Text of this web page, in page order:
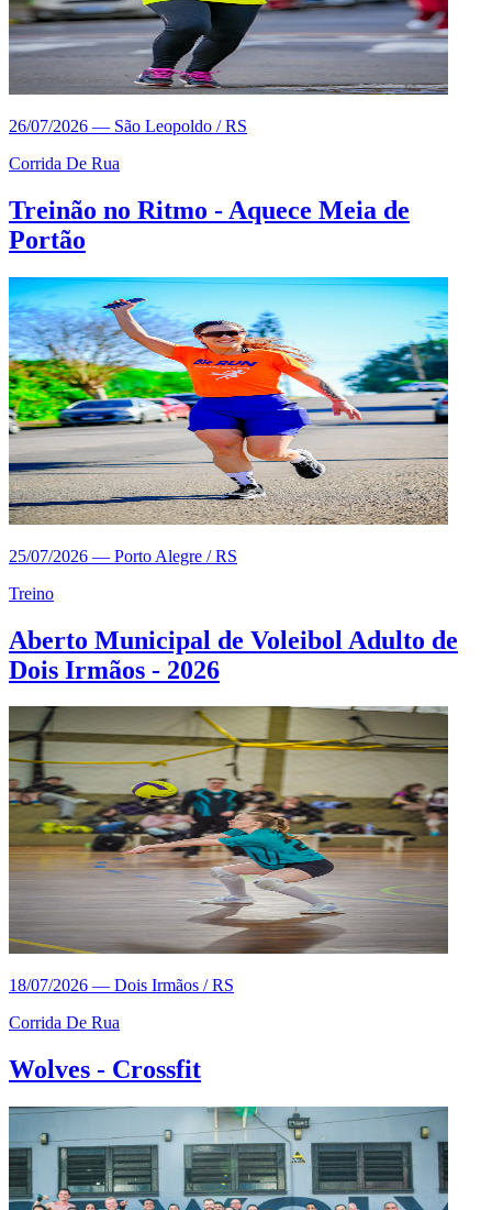
26/07/2026 — São Leopoldo / RS
Corrida De Rua
Treinão no Ritmo - Aquece Meia de
Portão
25/07/2026 — Porto Alegre / RS
Treino
Aberto Municipal de Voleibol Adulto de
Dois Irmãos - 2026
18/07/2026 — Dois Irmãos / RS
Corrida De Rua
Wolves - Crossfit